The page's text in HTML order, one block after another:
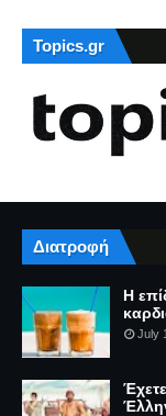
Topics.gr
Διατροφή
Η
July